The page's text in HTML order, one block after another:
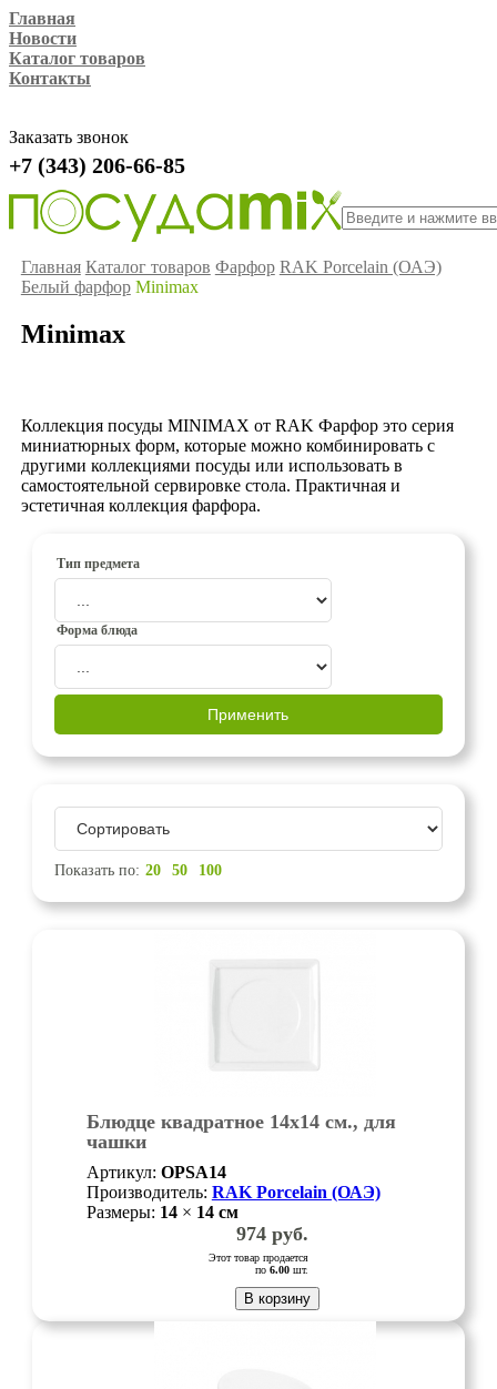
Главная
Новости
Каталог товаров
Контакты
Заказать звонок
+7 (343) 206-66-85
Главная Каталог товаров Фарфор RAK Porcelain (ОАЭ)
Белый фарфор Minimax
Minimax
Коллекция посуды MINIMAX от RAK Фарфор это серия
миниатюрных форм, которые можно комбинировать с
другими коллекциями посуды или использовать в
самостоятельной сервировке стола. Практичная и
эстетичная коллекция фарфора.
Тип предмета
Форма блюда
Показать по: 20 50 100
Блюдце квадратное 14x14 см., для
чашки
FDCU30,FDMU30,FDMU30M1,
фарфор, Minimax, шт
Артикул: OPSA14
Производитель: RAK Porcelain (ОАЭ)
Размеры: 14× 14см
974руб.
Этот товар продается
по 6.00шт.
В корзину